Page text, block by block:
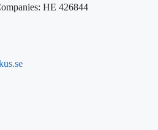
HE 426844